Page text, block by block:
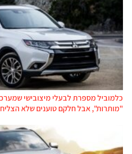
כלמוביל מספרת לבעלי מיצובישי
"מותרות", אבל חלקם טוענים שלא